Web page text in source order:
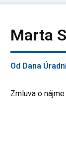
Marta
Od Dana
Zmluva o